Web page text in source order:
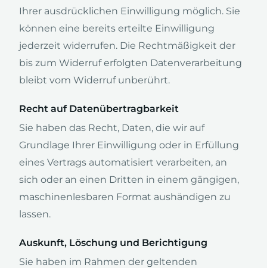
Ihrer ausdrücklichen Einwilligung möglich. Sie
können eine bereits erteilte Einwilligung
jederzeit widerrufen. Die Rechtmäßigkeit der
bis zum Widerruf erfolgten Datenverarbeitung
bleibt vom Widerruf unberührt.
Recht auf Datenübertragbarkeit
Sie haben das Recht, Daten, die wir auf
Grundlage Ihrer Einwilligung oder in Erfüllung
eines Vertrags automatisiert verarbeiten, an
sich oder an einen Dritten in einem gängigen,
maschinenlesbaren Format aushändigen zu
lassen.
Auskunft, Löschung und Berichtigung
Sie haben im Rahmen der geltenden